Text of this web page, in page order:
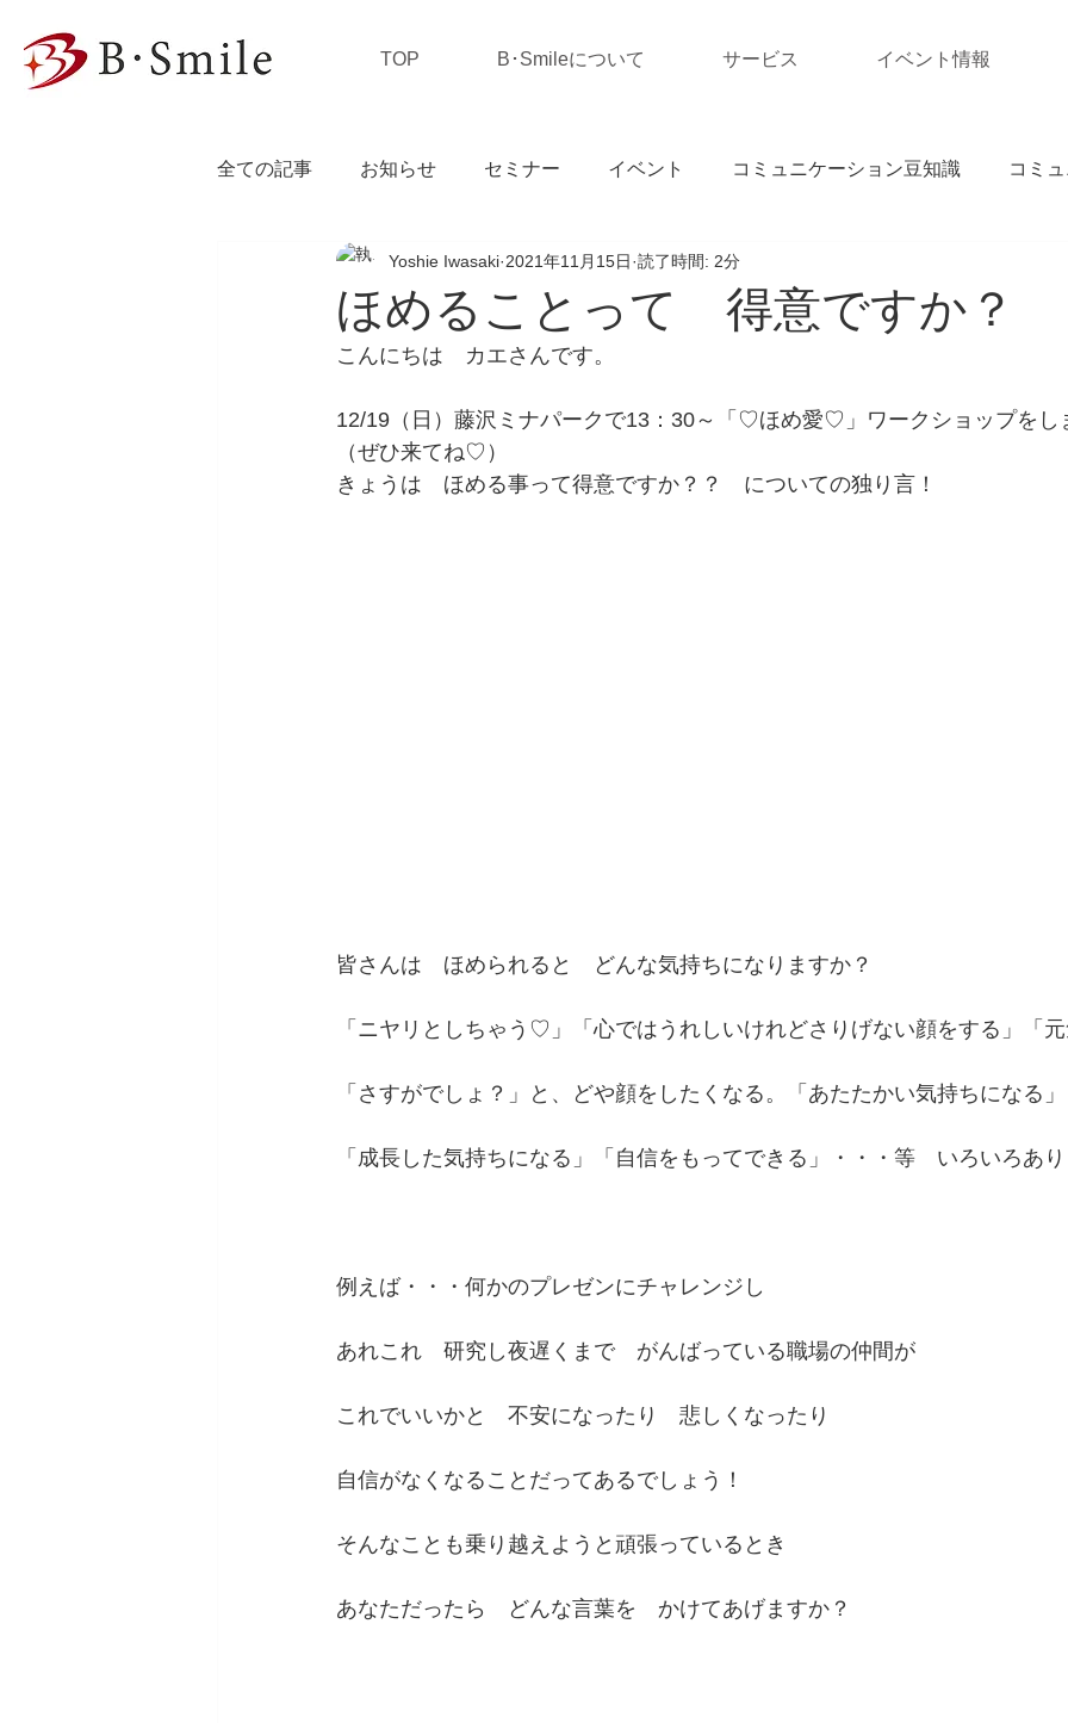
TOP B･Smileについて サービス イベント情報
全ての記事 お知らせ セミナー イベント コミュニケーション豆知識 コミ
私の独り言
ほめることって 得意ですか？
Yoshie Iwasaki 2021年11月15日 読了時間: 2分
こんにちは　カエさんです。
12/19（日）藤沢ミナパークで13：30～「♡ほめ愛♡」ワークショップをし
（ぜひ来てね♡）
きょうは　ほめる事って得意ですか？？　についての独り言！
皆さんは　ほめられると　どんな気持ちになりますか？
「ニヤリとしちゃう♡」「心ではうれしいけれどさりげない顔をする」「
「さすがでしょ？」と、どや顔をしたくなる。「あたたかい気持ちになる」
「成長した気持ちになる」「自信をもってできる」・・・等　いろいろあ
例えば・・・何かのプレゼンにチャレンジし
あれこれ　研究し夜遅くまで　がんばっている職場の仲間が
これでいいかと　不安になったり　悲しくなったり
自信がなくなることだってあるでしょう！
そんなことも乗り越えようと頑張っているとき
あなただったら　どんな言葉を　かけてあげますか？